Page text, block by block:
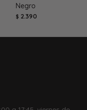
Negro
$ 2.390